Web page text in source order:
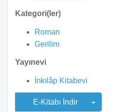
Kategori(ler)
Roman
Gerilim
Yayınevi
İnkılâp Kitabevi
E-Kitabı İndir